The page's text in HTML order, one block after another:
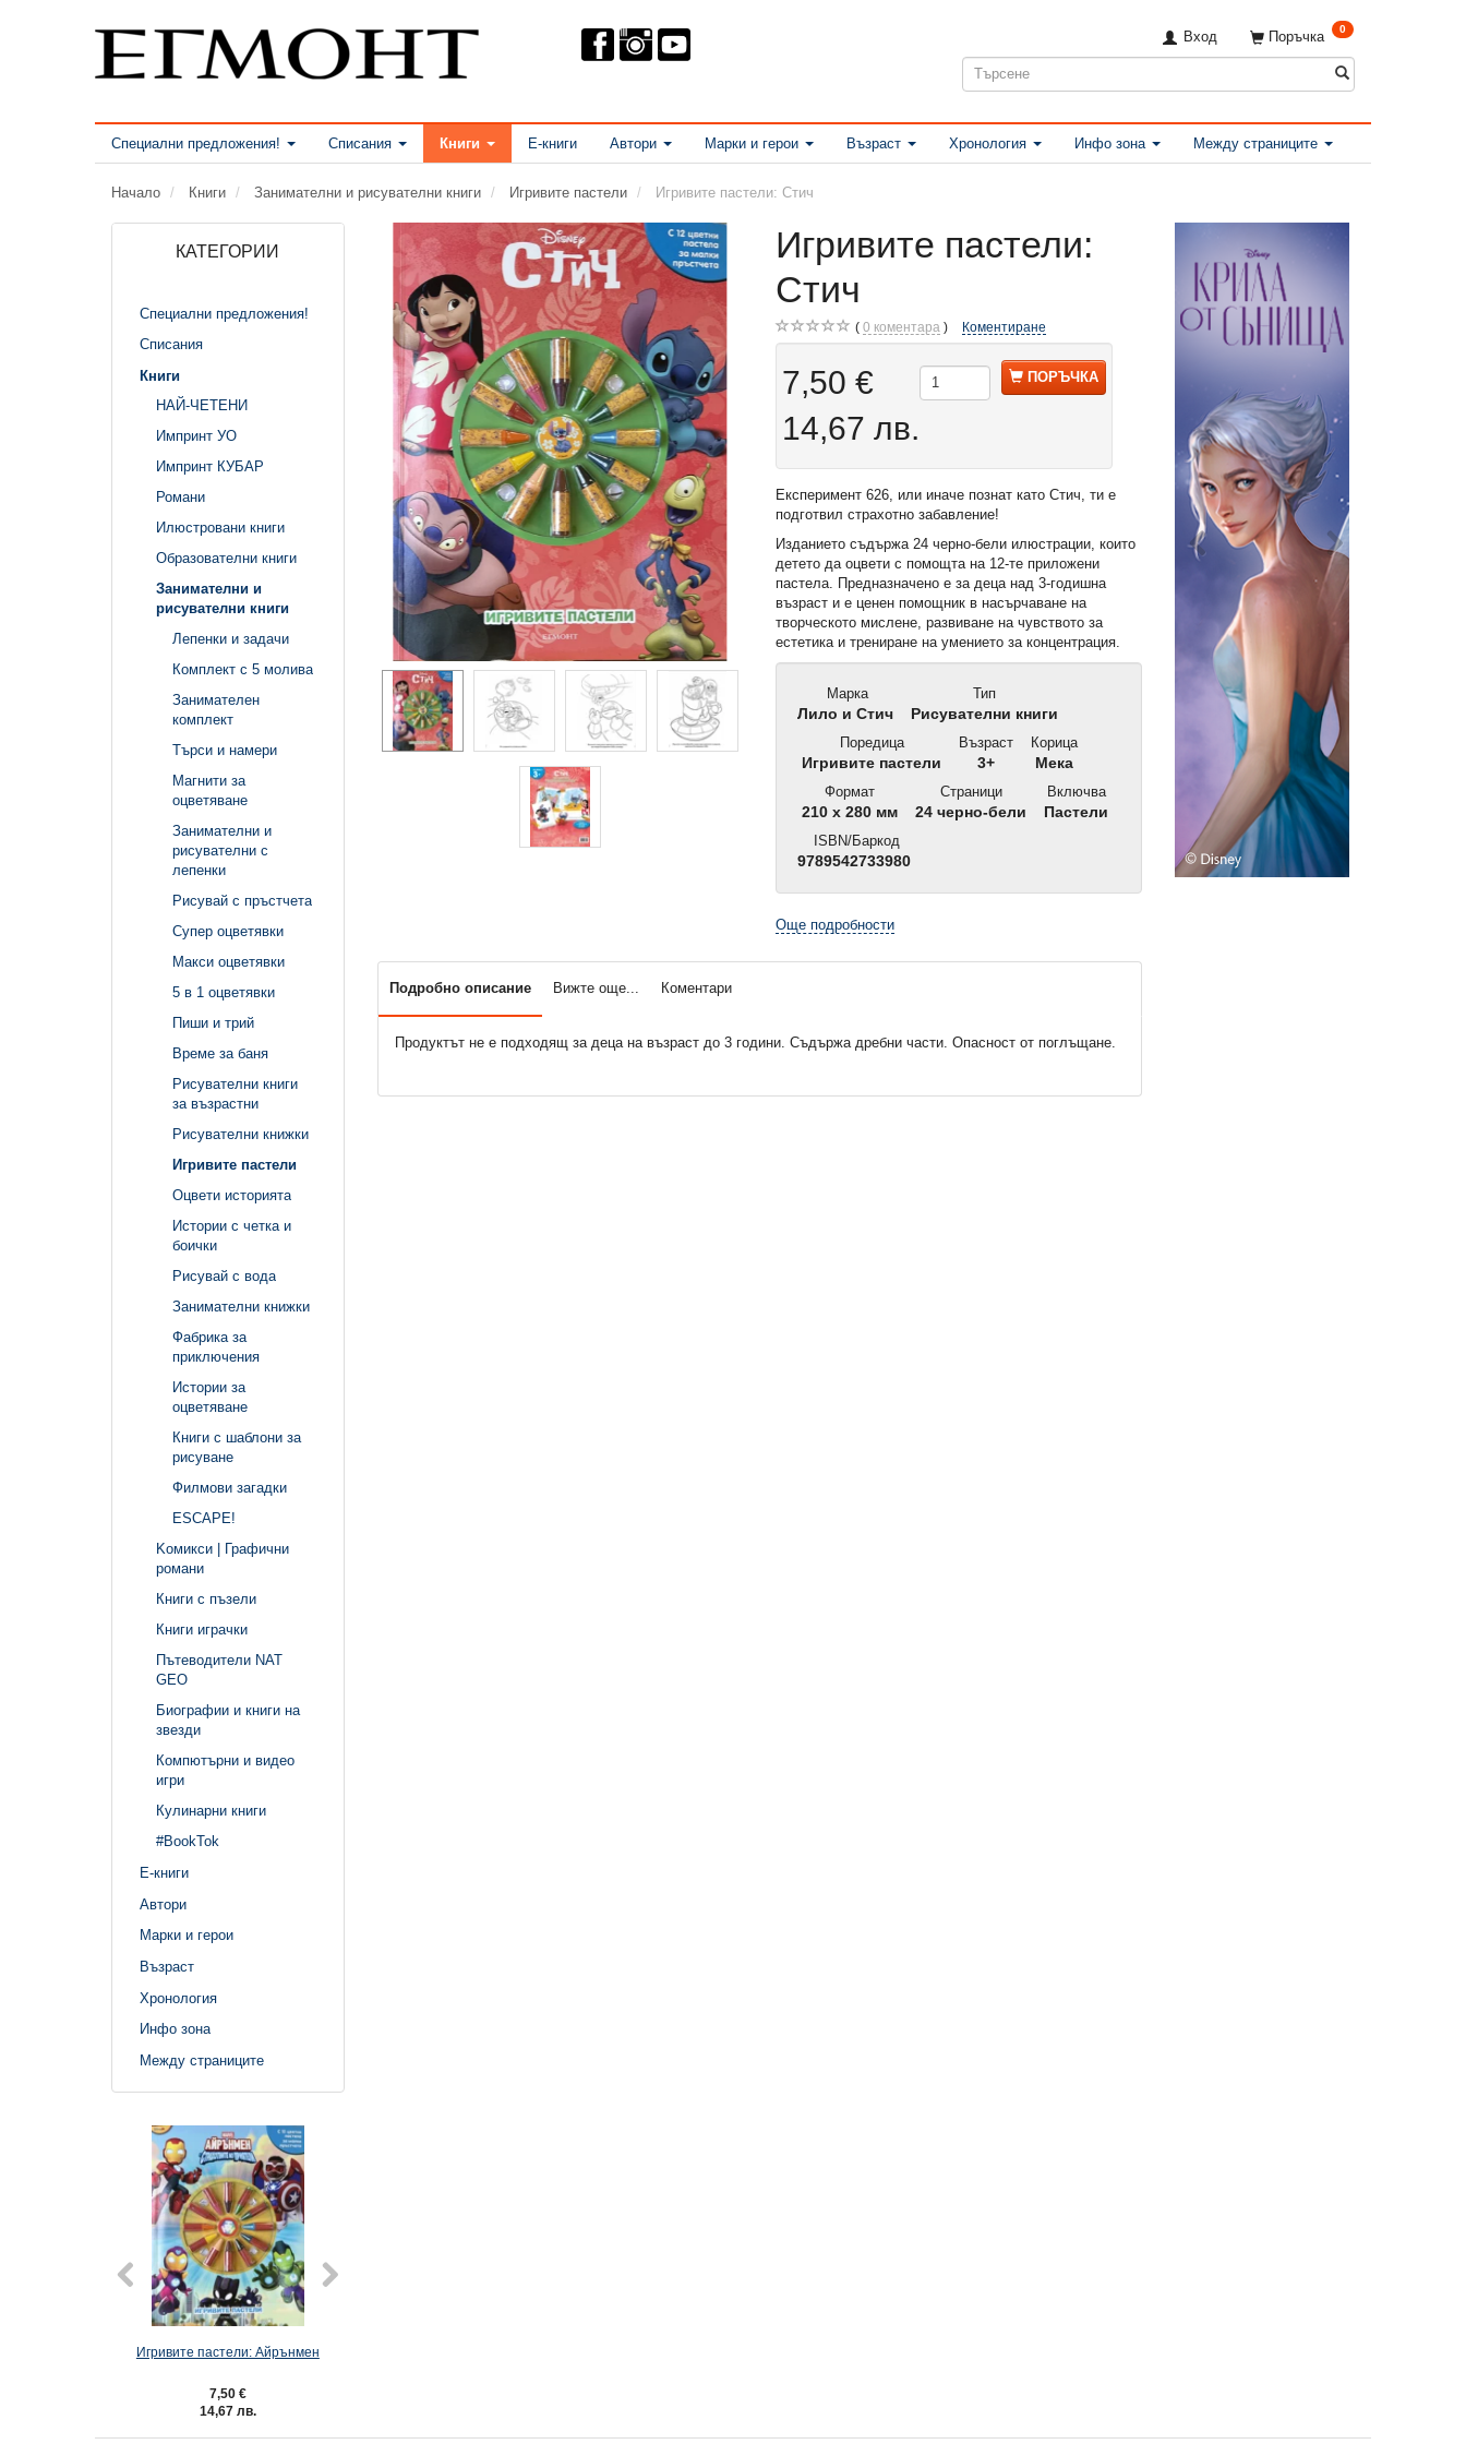
Поръчка 0
Вход
Специални предложения! Списания Книги Е-книги Автори Марки и герои Възраст Хронология Инфо зона Между страниците
Начало Книги Занимателни и рисувателни книги Игривите пастели Игривите пастели: Стич
КАТЕГОРИИ
Специални предложения!
Списания
Книги
НАЙ-ЧЕТЕНИ
Импринт УО
Импринт КУБАР
Романи
Илюстровани книги
Образователни книги
Занимателни и
рисувателни книги
Лепенки и задачи
Комплект с 5 молива
Занимателен
комплект
Търси и намери
Магнити за
оцветяване
Занимателни и
рисувателни с
лепенки
Рисувай с пръстчета
Супер оцветявки
Макси оцветявки
5 в 1 оцветявки
Пиши и трий
Време за баня
Рисувателни книги
за възрастни
Рисувателни книжки
Игривите пастели
Оцвети историята
Истории с четка и
боички
Рисувай с вода
Занимателни книжки
Фабрика за
приключения
Истории за
оцветяване
Книги с шаблони за
рисуване
Филмови загадки
ЕSCAPE!
Kомикси | Графични
романи
Книги с пъзели
Книги играчки
Пътеводители NAT
GEO
Биографии и книги на
звезди
Компютърни и видео
игри
Кулинарни книги
#BookTok
Е-книги
Автори
Марки и герои
Възраст
Хронология
Инфо зона
Между страниците
Игривите пастели: Айрънмен
7,50 €
14,67 лв.
Игривите пастели:
Стич
0 коментара Коментиране
7,50 €
14,67 лв.
ПОРЪЧКА
Експеримент 626, или иначе познат като Стич, ти е
подготвил страхотно забавление!
Изданието съдържа 24 черно-бели илюстрации, които
детето да оцвети с помощта на 12-те приложени
пастела. Предназначено е за деца над 3-годишна
възраст и е ценен помощник в насърчаване на
творческото мислене, развиване на чувството за
естетика и трениране на умението за концентрация.
Марка
Лило и Стич
Тип
Рисувателни книги
Поредица
Игривите пастели
Възраст
3+
Корица
Мека
Формат
210 x 280 мм
Страници
24 черно-бели
Включва
Пастели
ISBN/Баркод
9789542733980
Още подробности
Подробно описание Вижте още... Коментари
Продуктът не е подходящ за деца на възраст до 3 години. Съдържа дребни части. Опасност от поглъщане.